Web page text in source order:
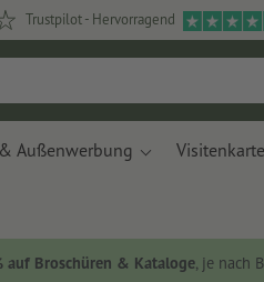
Trustpilot - Hervorragend
Außenwerbung
auf Broschüren & Kataloge, je nach